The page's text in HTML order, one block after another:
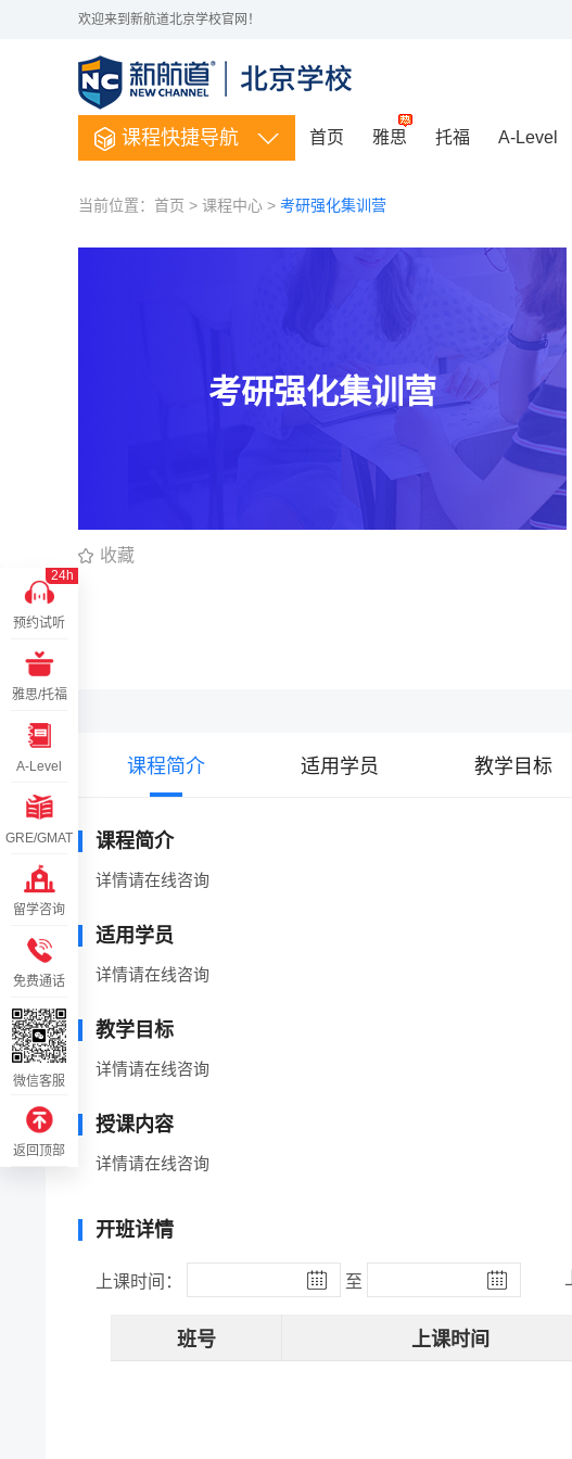
欢迎来到新航道北京学校官网！
课程快捷导航 首页 雅思 托福 A-Level
当前位置： 首页 > 课程中心 > 考研强化集训营
考研强化集训营
收藏
课程简介 适用学员 教学目标
课程简介
详情请在线咨询
适用学员
详情请在线咨询
教学目标
详情请在线咨询
授课内容
详情请在线咨询
开班详情
上课时间： 至
班号 上课时间
24h
预约试听
雅思/托福
A-Level
GRE/GMAT
留学咨询
免费通话
微信客服
返回顶部